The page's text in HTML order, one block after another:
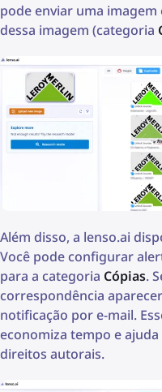
pode enviar uma imagem
dessa imagem (categoria
Além disso, a lenso.ai
Você pode configurar
para a categoria Cópias.
correspondência
notificação por e-mail.
economiza tempo e
direitos autorais.